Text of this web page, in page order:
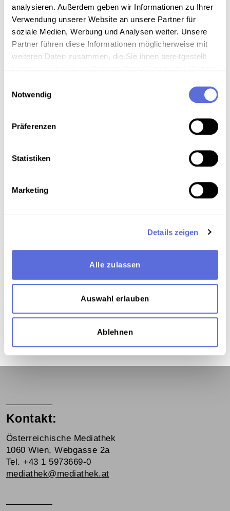
analysieren. Außerdem geben wir Informationen zu Ihrer
Verwendung unserer Website an unsere Partner für
soziale Medien, Werbung und Analysen weiter. Unsere
Partner führen diese Informationen möglicherweise mit
weiteren Daten zusammen, die Sie ihnen bereitgestellt
Notwendig
Präferenzen
Statistiken
Marketing
Details zeigen
Alle zulassen
Auswahl erlauben
Ablehnen
Download
Verortung in der digitalen Sammlung
Politik,Politik Österreich
Musik ; E-
1968 in Österreich
Ereignisse in den Radiojournalen der
1960er und 1970er Jahre
Kontakt:
Österreichische Mediathek
1060 Wien, Webgasse 2a
Tel. +43 1 5973669-0
mediathek@mediathek.at